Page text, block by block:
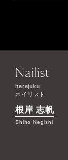
Nailist
harajuku
ネイリスト
根岸 志帆
Shiho Negishi